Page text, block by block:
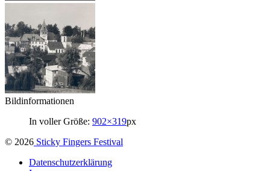
Bildinformationen
In voller Größe: 902×319px
© 2026 Sticky Fingers Festival
Datenschutzerklärung